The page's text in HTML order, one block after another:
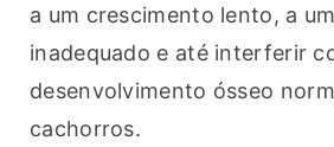
a um crescimento lento, a
inadequado e até interferir
desenvolvimento ósseo
cachorros.